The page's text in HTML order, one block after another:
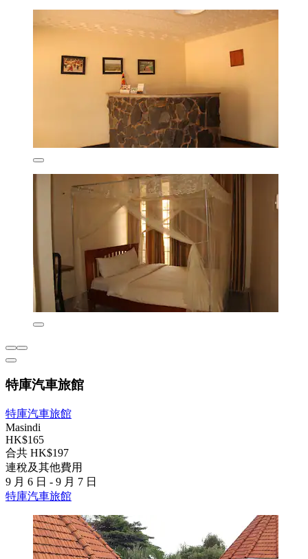
特庫汽車旅館
特庫汽車旅館
Masindi
HK$165
合共 HK$197
連稅及其他費用
9 月 6 日 - 9 月 7 日
特庫汽車旅館